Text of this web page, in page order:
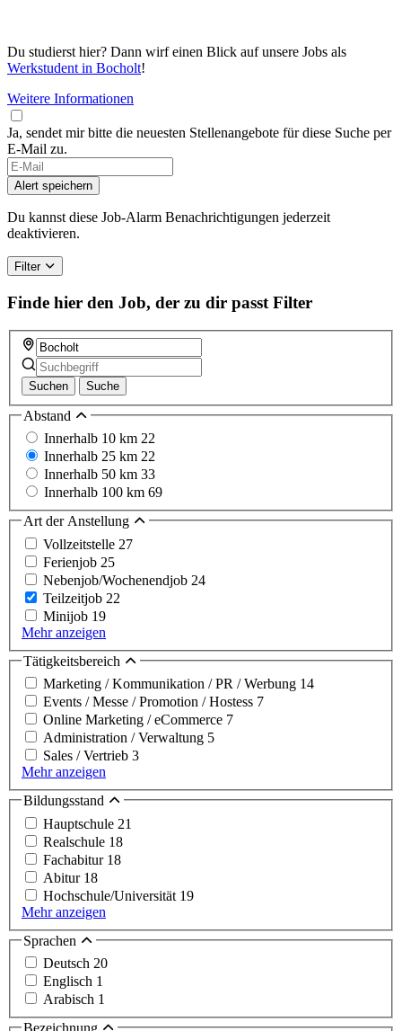
Du studierst hier? Dann wirf einen Blick auf unsere Jobs als
Werkstudent in Bocholt!
Weitere Informationen
Ja, sendet mir bitte die neuesten Stellenangebote für diese Suche per
E-Mail zu.
If
you
are
a
human,
this
field
Alert speichern
Du kannst diese Job-Alarm Benachrichtigungen jederzeit
deaktivieren.
Filter
Finde hier den Job, der zu dir passt Filter
Suchen Suche
Abstand
Innerhalb 10 km 22
Innerhalb 25 km 22
Innerhalb 50 km 33
Innerhalb 100 km 69
Art der Anstellung
Vollzeitstelle 27
Ferienjob 25
Nebenjob/Wochenendjob 24
Teilzeitjob 22
Minijob 19
Mehr anzeigen
Tätigkeitsbereich
Marketing / Kommunikation / PR / Werbung 14
Events / Messe / Promotion / Hostess 7
Online Marketing / eCommerce 7
Administration / Verwaltung 5
Sales / Vertrieb 3
Mehr anzeigen
Bildungsstand
Hauptschule 21
Realschule 18
Fachabitur 18
Abitur 18
Hochschule/Universität 19
Mehr anzeigen
Sprachen
Deutsch 20
Englisch 1
Arabisch 1